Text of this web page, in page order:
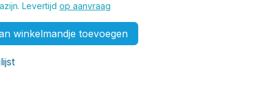
Levertijd op aanvraag
winkelmandje toevoegen